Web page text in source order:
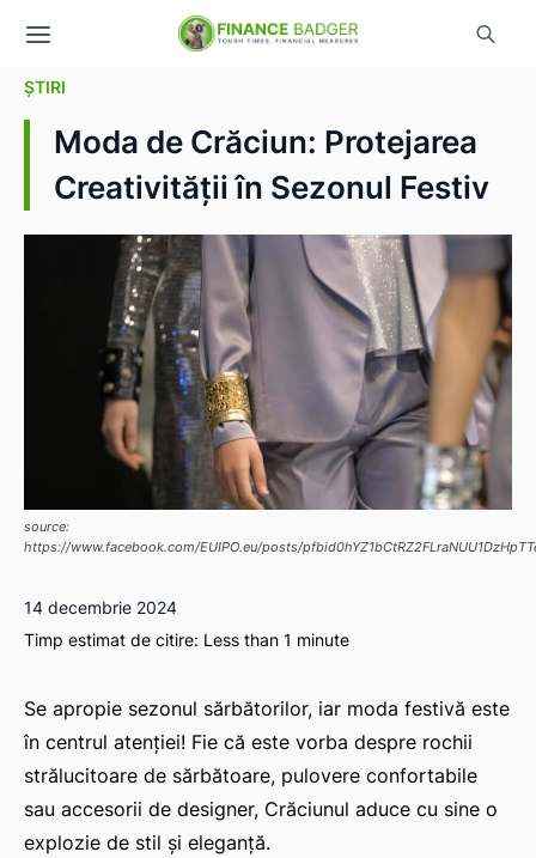
ȘTIRI
Moda de Crăciun: Protejarea
Creativității în Sezonul Festiv
source:
https://www.facebook.com/EUIPO.eu/posts/
14 decembrie 2024
Timp estimat de citire: Less than 1 minute
Se apropie sezonul sărbătorilor, iar moda festivă este
în centrul atenției! Fie că este vorba despre rochii
strălucitoare de sărbătoare, pulovere confortabile
sau accesorii de designer, Crăciunul aduce cu sine o
explozie de stil și eleganță.